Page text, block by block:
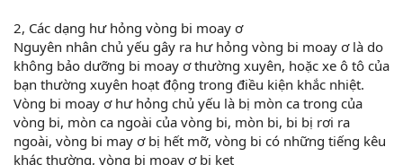
2, Các dạng hư hỏng vòng bi moay ơ
Nguyên nhân chủ yếu gây ra hư hỏng vòng bi moay ơ là do
không bảo dưỡng bi moay ơ thường xuyên, hoặc xe ô tô của
bạn thường xuyên hoạt động trong điều kiện khắc nhiệt.
Vòng bi moay ơ hư hỏng chủ yếu là bị mòn ca trong của
vòng bi, mòn ca ngoài của vòng bi, mòn bi, bi bị rơi ra
ngoài, vòng bi may ơ bị hết mỡ, vòng bi có những tiếng kêu
khác thường, vòng bi moay ơ bị kẹt